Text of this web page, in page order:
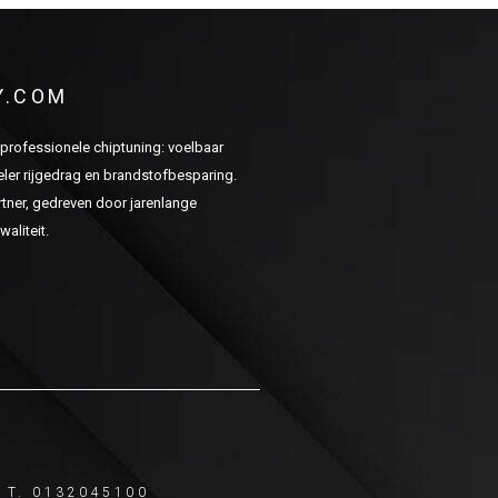
chiptuning: voelbaar
rijgedrag en brandstofbesparing.
gedreven door jarenlange
T. 0132045100